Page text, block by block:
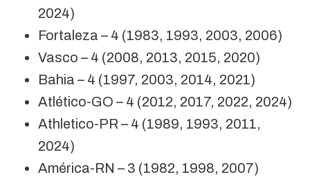
2024)
Fortaleza – 4 (1983, 1993, 2003, 2006)
Vasco – 4 (2008, 2013, 2015, 2020)
Bahia – 4 (1997, 2003, 2014, 2021)
Atlético-GO – 4 (2012, 2017, 2022, 2024)
Athletico-PR – 4 (1989, 1993, 2011,
2024)
América-RN – 3 (1982, 1998, 2007)